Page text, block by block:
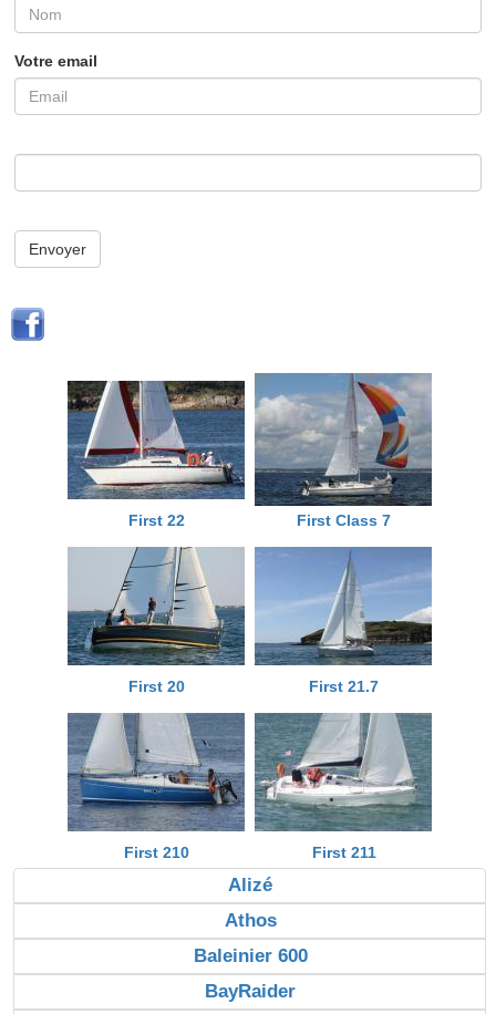
Votre email
Envoyer
First 22 First Class 7
First 20 First 21.7
First 210 First 211
Alizé
Athos
Baleinier 600
BayRaider